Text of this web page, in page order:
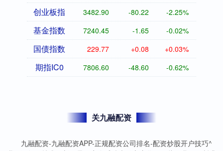
创业板指 3482.90 -80.22 -2.25%
基金指数 7240.45 -1.65 -0.02%
国债指数 229.77 +0.08 +0.03%
期指IC0 7806.60 -48.60 -0.62%
关九融配资
九融配资-九融配资APP-正规配资公司排名-配资炒股开户技巧^